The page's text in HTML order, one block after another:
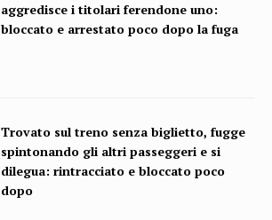
aggredisce i titolari ferendone uno:
bloccato e arrestato poco dopo la fuga
Trovato sul treno senza biglietto, fugge
spintonando gli altri passeggeri e si
dilegua: rintracciato e bloccato poco
dopo